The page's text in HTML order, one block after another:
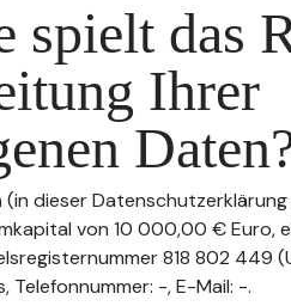
spielt das
Ihrer
(in dieser
von 10 000,00 € Euro,
818 802 449
Telefonnummer: -, E-Mail: -.